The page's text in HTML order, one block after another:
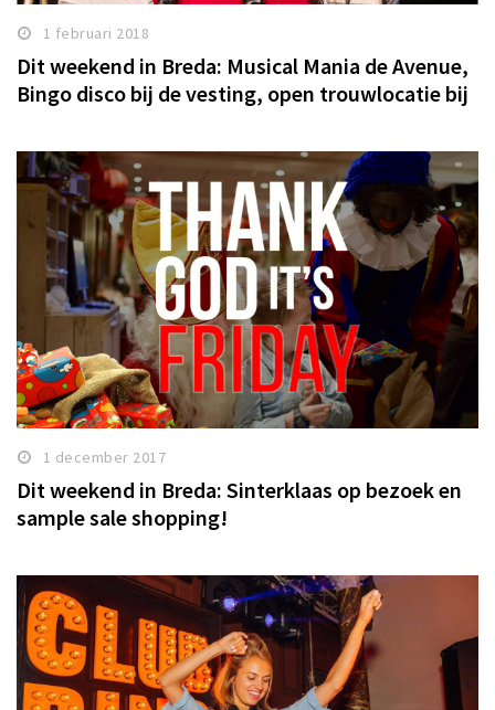
1 februari 2018
Dit weekend in Breda: Musical Mania de Avenue,
Bingo disco bij de vesting, open trouwlocatie bij
1 december 2017
Dit weekend in Breda: Sinterklaas op bezoek en
sample sale shopping!